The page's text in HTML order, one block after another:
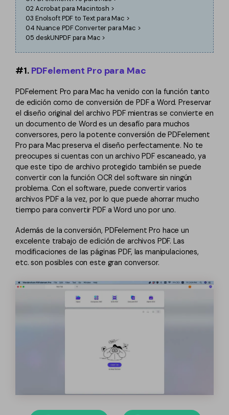
02Acrobat para Macintosh >
03 Enolsoft PDF to Text para Mac >
04 Nuance PDF Converter para Mac >
05 deskUNPDF para Mac >
#1. PDFelement Pro para Mac
PDFelement Pro para Mac ha venido con la función tanto
de edición como de conversión de PDF a Word. Preservar
el diseño original del archivo PDF mientras se convierte en
un documento de Word es un desafío para muchos
conversores, pero la potente conversión de PDFelement
Pro para Mac preserva el diseño perfectamente. No te
preocupes si cuentas con un archivo PDF escaneado, ya
que este tipo de archivo protegido también se puede
convertir con la función OCR del software sin ningún
problema. Con el software, puede convertir varios
archivos PDF a la vez, por lo que puede ahorrar mucho
tiempo para convertir PDF a Word uno por uno.
Además de la conversión, PDFelement Pro hace un
excelente trabajo de edición de archivos PDF. Las
modificaciones de las páginas PDF, las manipulaciones,
etc. son posibles con este gran conversor.